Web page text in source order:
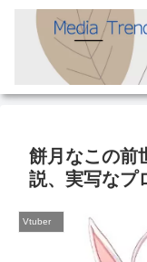
餅月なこの前
説、実写なプ
Vtuber